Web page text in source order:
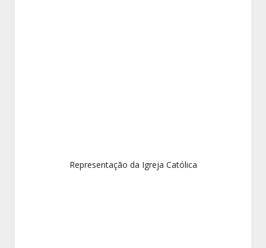
Representação da Igreja Católica